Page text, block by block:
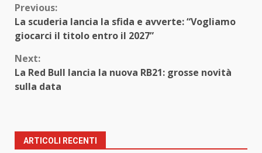
Continue
Reading
Previous:
La scuderia lancia la sfida e avverte: “Vogliamo
giocarci il titolo entro il 2027”
Next:
La Red Bull lancia la nuova RB21: grosse novità
sulla data
ARTICOLI RECENTI